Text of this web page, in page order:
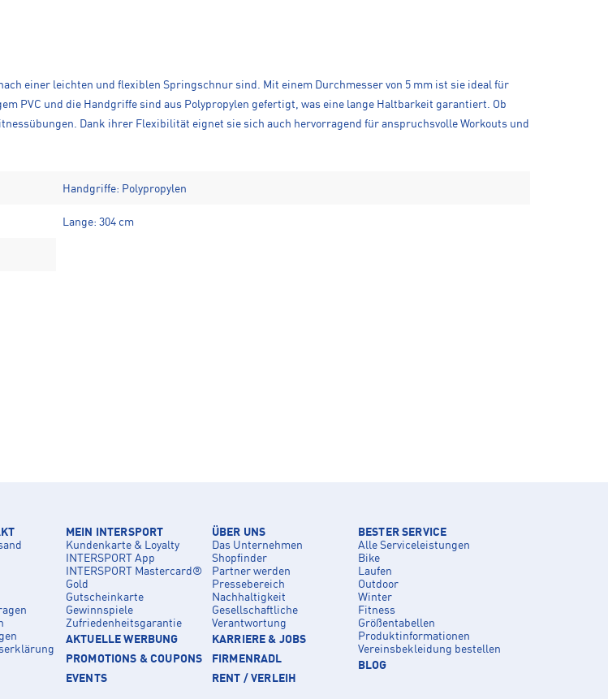
einer leichten und flexiblen Springschnur sind. Mit einem Durchmesser von 5 mm ist sie ideal für
PVC und die Handgriffe sind aus Polypropylen gefertigt, was eine lange Haltbarkeit garantiert. Ob
Dank ihrer Flexibilität eignet sie sich auch hervorragend für anspruchsvolle Workouts und
Handgriffe: Polypropylen
Lange: 304 cm
MEIN INTERSPORT
Kundenkarte & Loyalty
INTERSPORT App
INTERSPORT Mastercard®
Gold
Gutscheinkarte
Gewinnspiele
Zufriedenheitsgarantie
AKTUELLE WERBUNG
PROMOTIONS & COUPONS
EVENTS
ÜBER UNS
Das Unternehmen
Shopfinder
Partner werden
Pressebereich
Nachhaltigkeit
Gesellschaftliche
Verantwortung
KARRIERE & JOBS
FIRMENRADL
RENT / VERLEIH
BESTER SERVICE
Alle Serviceleistungen
Bike
Laufen
Outdoor
Winter
Fitness
Größentabellen
Produktinformationen
Vereinsbekleidung bestellen
BLOG